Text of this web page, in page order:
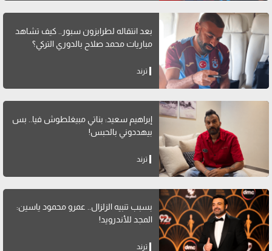
بعد انتقاله لطرابزون سبور.. كيف تشاهد
مباريات محمد صلاح بالدوري التركي؟
ترند
إبراهيم سعيد: بناتي مبيغلطوش فيا.. بس
بيهددوني بالحبس!
ترند
بسبب تنبيه الزلزال.. عمرو محمود ياسين:
المجد للأندرويد!
ترند